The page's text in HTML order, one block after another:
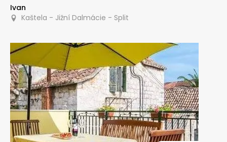
Ivan
Kaštela - Jižní Dalmácie - Split